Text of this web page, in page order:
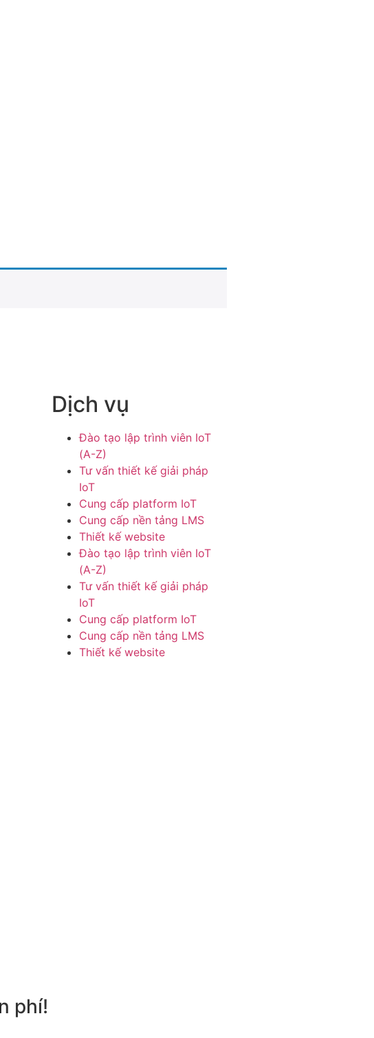
Dịch vụ
Đào tạo lập trình viên IoT
(A-Z)
Tư vấn thiết kế giải pháp
IoT
Cung cấp platform IoT
Cung cấp nền tảng LMS
Thiết kế website
Đào tạo lập trình viên IoT
(A-Z)
Tư vấn thiết kế giải pháp
IoT
Cung cấp platform IoT
Cung cấp nền tảng LMS
Thiết kế website
phí!